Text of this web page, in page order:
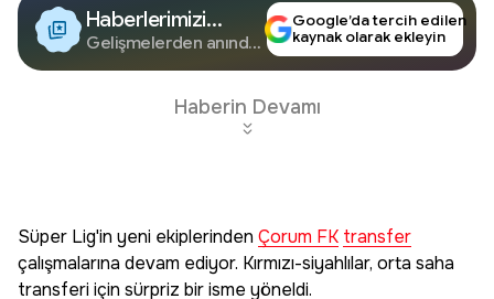
Haberlerimizi
Google'da Takip
Edin
Gelişmelerden anında
Google’da tercih edilen
kaynak olarak ekleyin
Haberin Devamı
Süper Lig'in yeni ekiplerinden Çorum FK transfer
çalışmalarına devam ediyor. Kırmızı-siyahlılar, orta saha
transferi için sürpriz bir isme yöneldi.